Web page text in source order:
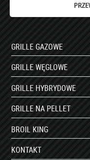
GRILLE GAZOWE
GRILLE WĘGLOWE
GRILLE HYBRYDOWE
GRILLE NA PELLET
BROIL KING
KONTAKT